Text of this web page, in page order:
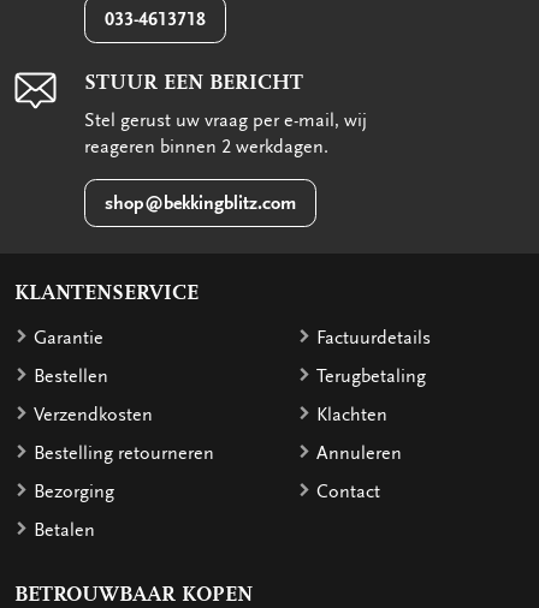
033-4613718
STUUR EEN BERICHT
Stel gerust uw vraag per e-mail, wij
reageren binnen 2 werkdagen.
shop@bekkingblitz.com
KLANTENSERVICE
Garantie
Bestellen
Verzendkosten
Bestelling retourneren
Bezorging
Betalen
Factuurdetails
Terugbetaling
Klachten
Annuleren
Contact
BETROUWBAAR KOPEN